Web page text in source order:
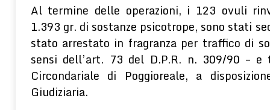
Al termine delle operazioni, i 123 ovuli
1.393 gr. di sostanze psicotrope, sono stati
stato arrestato in fragranza per traffico di
sensi dell’art. 73 del D.P.R. n. 309/90 – e
Circondariale di Poggioreale, a
Giudiziaria.